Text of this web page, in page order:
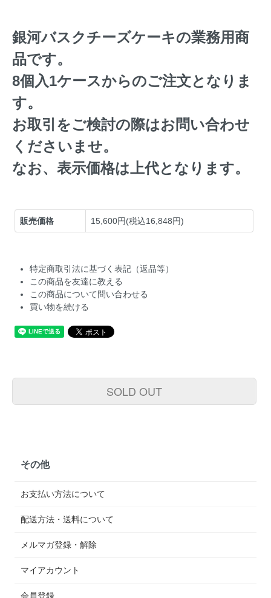
銀河バスクチーズケーキの業務用商
品です。
8個入1ケースからのご注文となりま
す。
お取引をご検討の際はお問い合わせ
くださいませ。
なお、表示価格は上代となります。
販売価格 15,600円(税込16,848円)
特定商取引法に基づく表記（返品等）
この商品を友達に教える
この商品について問い合わせる
買い物を続ける
SOLD OUT
その他
お支払い方法について
配送方法・送料について
メルマガ登録・解除
マイアカウント
会員登録